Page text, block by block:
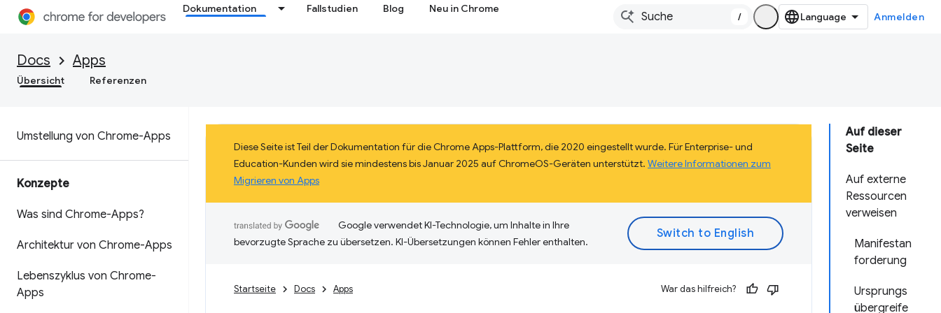
Dokumentation Fallstudien Blog Neu in Chrome
/ Anmelden
Docs Apps
Übersicht Referenzen
Umstellung von Chrome-Apps
Konzepte
Was sind Chrome-Apps?
Architektur von Chrome-Apps
Lebenszyklus von Chrome-
Apps
Auf dieser
Seite
Auf externe
Ressourcen
verweisen
Manifestan
forderung
Ursprungs
übergreife
Diese Seite ist Teil der Dokumentation für die Chrome Apps-Plattform, die 2020 eingestellt wurde. Für Enterprise- und
Education-Kunden wird sie mindestens bis Januar 2025 auf ChromeOS-Geräten unterstützt. Weitere Informationen zum
Migrieren von Apps
Google verwendet KI-Technologie, um Inhalte in Ihre
bevorzugte Sprache zu übersetzen. KI-Übersetzungen können Fehler enthalten.
Startseite Docs Apps War das hilfreich?